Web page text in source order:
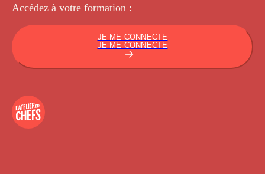
Accédez à votre formation :
JE ME CONNECTE
JE ME CONNECTE